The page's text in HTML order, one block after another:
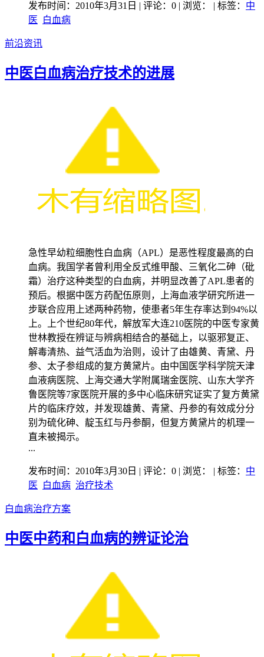
发布时间：2010年3月31日 | 评论：0 | 浏览： | 标签： 中
医
白血病
前沿资讯
中医白血病治疗技术的进展
急性早幼粒细胞性白血病（APL）是恶性程度最高的白
血病。我国学者曾利用全反式维甲酸、三氧化二砷（砒
霜）治疗这种类型的白血病，并明显改善了APL患者的
预后。根据中医方药配伍原则，上海血液学研究所进一
步联合应用上述两种药物，使患者5年生存率达到94%以
上。上个世纪80年代，解放军大连210医院的中医专家黄
世林教授在辨证与辨病相结合的基础上，以驱邪复正、
解毒清热、益气活血为治则，设计了由雄黄、青黛、丹
参、太子参组成的复方黄黛片。由中国医学科学院天津
血液病医院、上海交通大学附属瑞金医院、山东大学齐
鲁医院等7家医院开展的多中心临床研究证实了复方黄黛
片的临床疗效，并发现雄黄、青黛、丹参的有效成分分
别为硫化砷、靛玉红与丹参酮，但复方黄黛片的机理一
直未被揭示。
...
发布时间：2010年3月30日 | 评论：0 | 浏览： | 标签： 中
医
白血病 治疗技术
白血病治疗方案
中医中药和白血病的辨证论治